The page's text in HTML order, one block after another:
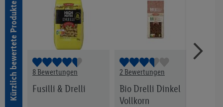
Kürzlich bewertete Produkte
Bio
8 Bewertungen
Fusilli & Drelli
2 Bewertungen
Bio Drelli Dinkel
Vollkorn